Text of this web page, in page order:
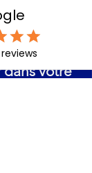
000
est
sur sept,
votre